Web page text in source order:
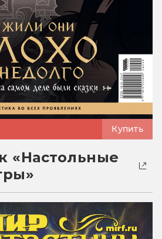
Купить
«Настольные